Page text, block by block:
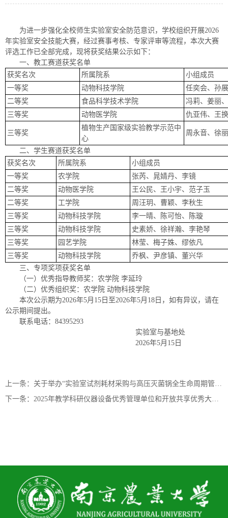
为进一步强化全校师生实验室安全防范意识，学校组织开展2026
年实验室安全技能大赛，经过赛事考核、专家评审等流程，本次大赛
评选工作已全部完成，现将获奖结果公示如下：
一、教工赛道获奖名单
获奖名次
所属院系
小组成员
一等奖
动物科技学院
任奕会、孙
二等奖
食品科学技术学院
冯莉、姜丽
三等奖
动物医学院 仇亚伟、王
三等奖
植物生产国家级实验教学示范中
心
周永音、徐
二、学生赛道获奖名单
获奖名次
所属院系
小组成员
一等奖
农学院
张芮、晁婧丹、李镜
二等奖
动物医学院
王公民、王小宇、范子玉
二等奖
工学院
周汪玥、曹颖、李秋生
三等奖
动物科技学院
李一晴、陈可怡、陈璇
三等奖
动物科技学院
史素娇、徐祥瀚、李艳琴
三等奖
园艺学院
林莹、梅子姝、缪依凡
三等奖
动物科技学院
乔枫、尹彦镇、董兴华
三、专项奖项获奖名单
（一）优秀指导教师奖：农学院 李延玲
（二）优秀组织奖：农学院 动物科技学院
本次公示期为2026年5月15日至2026年5月18日，如有异议，请在
公示期间提出。
联系电话：84395293
实验室与基地处
2026年5月15日
上一条：关于举办“实验室试剂耗材采购与高压灭菌锅全生命周期管理”毕业季专题培训的通知
下一条：2025年教学科研仪器设备优秀管理单位和开放共享优秀大型仪器评选结果公示